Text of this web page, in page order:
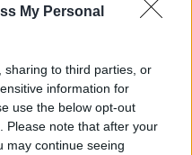
My Personal
sharing to third parties, or
information for
use the below opt-out
Please note that after your
may continue seeing